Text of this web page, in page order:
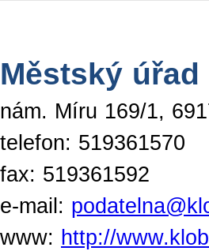
Městský
nám. Míru 169/1,
telefon: 519361570
fax: 519361592
e-mail:
www: http://